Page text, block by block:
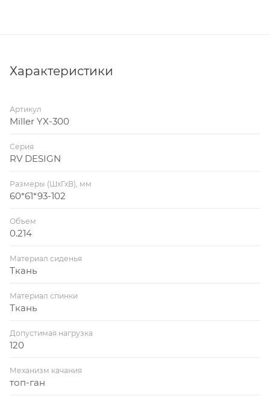
Характеристики
Артикул
Miller YX-300
Серия
RV DESIGN
Размеры (ШхГхВ), мм
60*61*93-102
Объем
0.214
Материал сиденья
Ткань
Материал спинки
Ткань
Допустимая нагрузка
120
Механизм качания
топ-ган